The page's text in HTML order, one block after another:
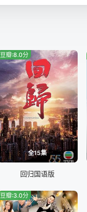
全15集
豆瓣:8.0分
回归国语版
豆瓣:3.0分